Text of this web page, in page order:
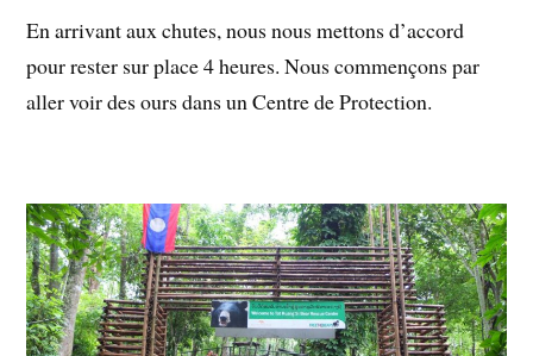
En arrivant aux chutes, nous nous mettons d’accord
pour rester sur place 4 heures. Nous commençons par
aller voir des ours dans un Centre de Protection.